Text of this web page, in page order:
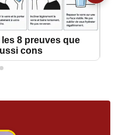
les 8 preuves que
cons